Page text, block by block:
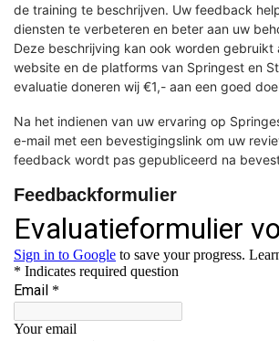
de training te beschrijven. Uw feedback
diensten te verbeteren en beter aan uw
Deze beschrijving kan ook worden gebruikt
website en de platforms van Springest en
evaluatie doneren wij €1,- aan een goed
Na het indienen van uw ervaring op
e-mail met een bevestigingslink om uw
feedback wordt pas gepubliceerd na
Feedbackformulier